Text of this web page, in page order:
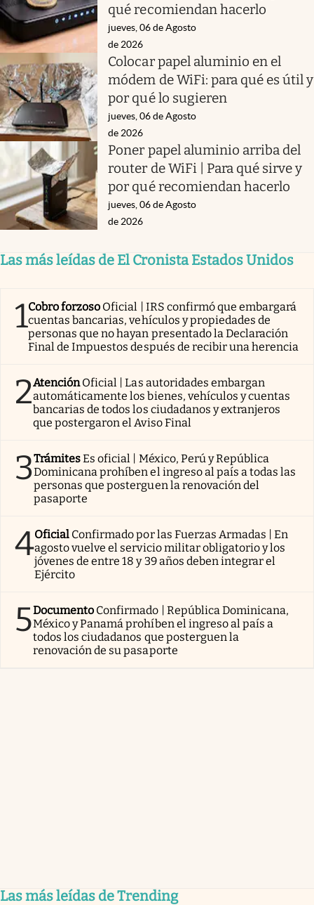
qué recomiendan hacerlo
jueves, 06 de Agosto
de 2026
Colocar papel aluminio en el
módem de WiFi: para qué es útil y
por qué lo sugieren
jueves, 06 de Agosto
de 2026
Poner papel aluminio arriba del
router de WiFi | Para qué sirve y
por qué recomiendan hacerlo
jueves, 06 de Agosto
de 2026
Las más leídas de El Cronista Estados Unidos
1Cobro forzoso Oficial | IRS confirmó que embargará
cuentas bancarias, vehículos y propiedades de
personas que no hayan presentado la Declaración
Final de Impuestos después de recibir una herencia
2AtenciónOficial | Las autoridades embargan
automáticamente los bienes, vehículos y cuentas
bancarias de todos los ciudadanos y extranjeros
que postergaron el Aviso Final
3TrámitesEs oficial | México, Perú y República
Dominicana prohíben el ingreso al país a todas las
personas que posterguen la renovación del
pasaporte
4Oficial Confirmado por las Fuerzas Armadas | En
agosto vuelve el servicio militar obligatorio y los
jóvenes de entre 18 y 39 años deben integrar el
Ejército
5Documento Confirmado | República Dominicana,
México y Panamá prohíben el ingreso al país a
todos los ciudadanos que posterguen la
renovación de su pasaporte
Las más leídas de Trending